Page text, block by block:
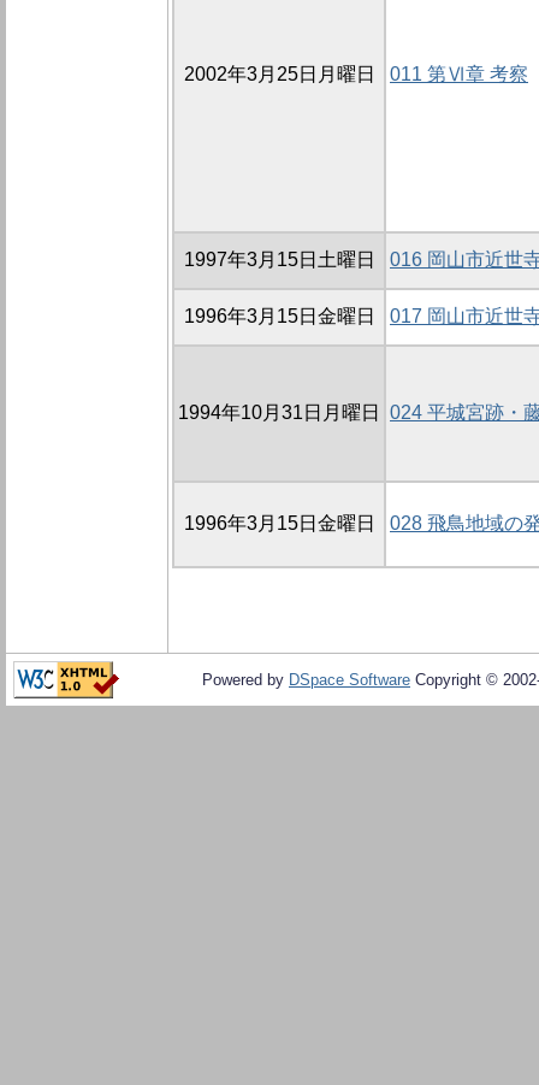
2002年3月25日月曜日 011 第Ⅵ章 考察
1997年3月15日土曜日 016 岡山市近世
1996年3月15日金曜日 017 岡山市近世
1994年10月31日月曜日 024 平城宮跡・
1996年3月15日金曜日 028 飛鳥地域の
Powered by DSpace Software Copyright ©